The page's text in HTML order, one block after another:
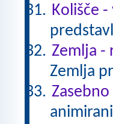
Kolišče
Zemlja -
Zemlja